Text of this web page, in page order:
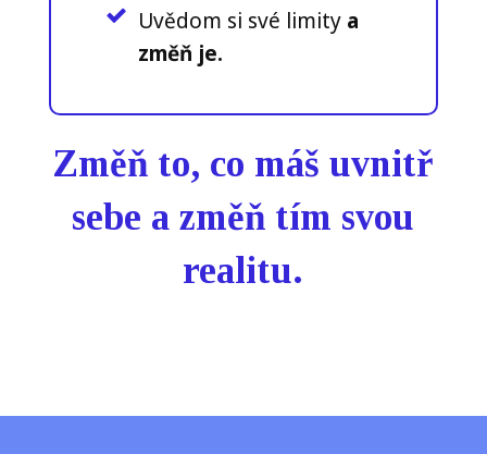
Uvědom si své limity a
změň je.
Změň to, co máš uvnitř
sebe a změň tím svou
realitu.